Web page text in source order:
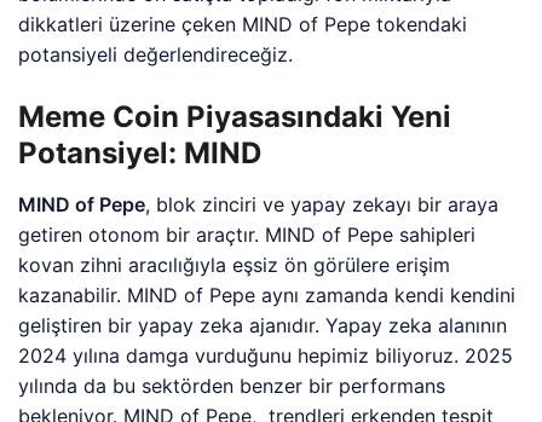
dikkatleri üzerine çeken MIND of Pepe tokendaki
potansiyeli değerlendireceğiz.
Meme Coin Piyasasındaki Yeni
Potansiyel: MIND
MIND of Pepe, blok zinciri ve yapay zekayı bir araya
getiren otonom bir araçtır. MIND of Pepe sahipleri
kovan zihni aracılığıyla eşsiz ön görülere erişim
kazanabilir. MIND of Pepe aynı zamanda kendi kendini
geliştiren bir yapay zeka ajanıdır. Yapay zeka alanının
2024 yılına damga vurduğunu hepimiz biliyoruz. 2025
yılında da bu sektörden benzer bir performans
bekleniyor. MIND of Pepe, trendleri erkenden tespit